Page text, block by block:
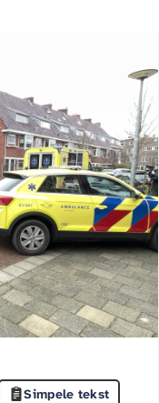
Simpele tekst